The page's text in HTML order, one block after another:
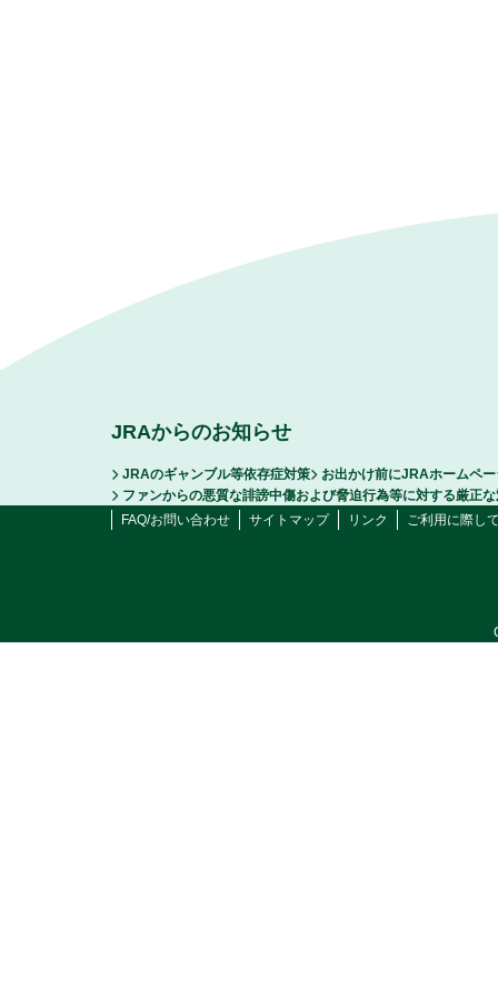
JRAからのお知らせ
JRAのギャンブル等依存症対策
お出かけ前にJRAホームペ
ファンからの悪質な誹謗中傷および脅迫行為等に対する厳正
FAQ/お問い合わせ
サイトマップ リンク ご利用に際し